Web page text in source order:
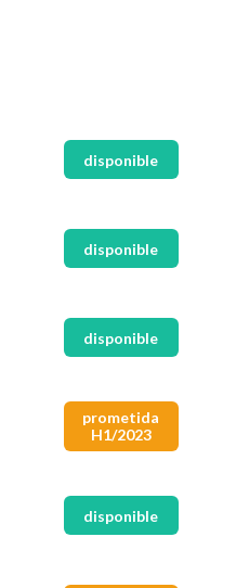
disponible
disponible
disponible
prometida
H1/2023
disponible